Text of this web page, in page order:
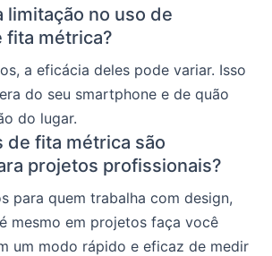
limitação no uso de
fita métrica?
a eficácia deles pode variar. Isso
do seu smartphone e de quão
do lugar.
de fita métrica são
projetos profissionais?
para quem trabalha com design,
mesmo em projetos faça você
um modo rápido e eficaz de medir